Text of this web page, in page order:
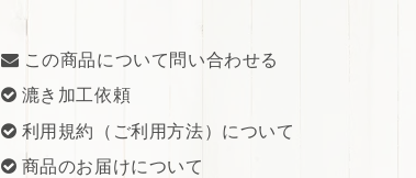
この商品について問い合わせる
漉き加工依頼
利用規約（ご利用方法）について
商品のお届けについて